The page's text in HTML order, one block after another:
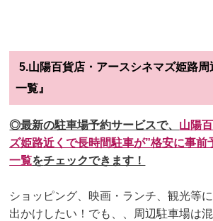
5.山陽百貨店・アースシネマズ姫路
一覧』
◎最新の駐車場予約サービスで、 山陽
ズ姫路近くで長時間駐車が”格安に事前
一覧をチェックできます！
ショッピング、映画・ランチ、観光等
出かけしたい！でも、、周辺駐車場は